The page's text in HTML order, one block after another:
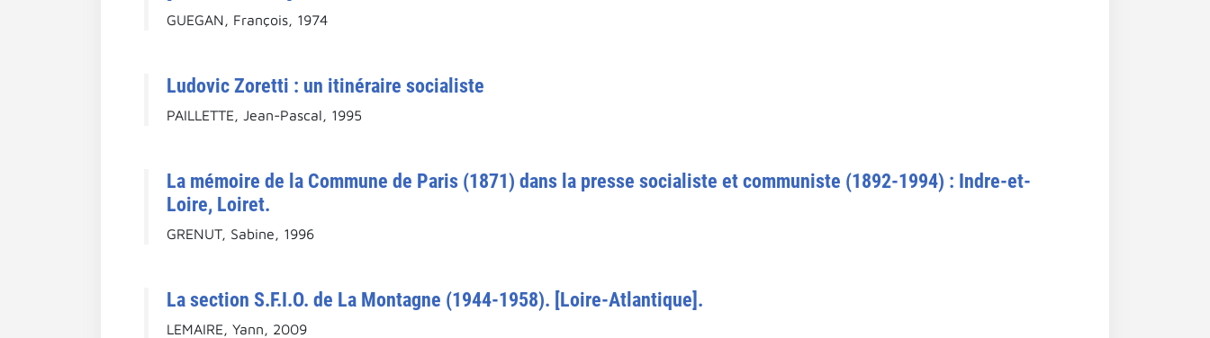
GUEGAN, François, 1974
Ludovic Zoretti : un itinéraire socialiste
PAILLETTE, Jean-Pascal, 1995
La mémoire de la Commune de Paris (1871) dans la presse socialiste et communiste (1892-1994) : Indre-et-
Loire, Loiret.
GRENUT, Sabine, 1996
La section S.F.I.O. de La Montagne (1944-1958). [Loire-Atlantique].
LEMAIRE, Yann, 2009